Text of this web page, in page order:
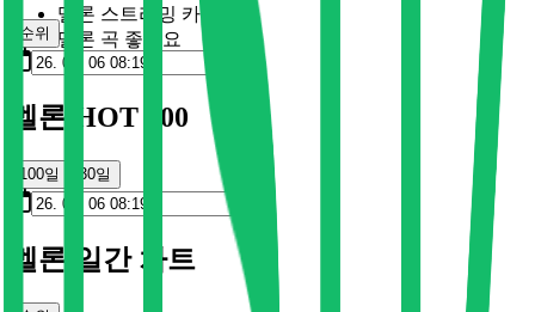
멜론 스트리밍 카드
멜론 곡 좋아요
순위
멜론 HOT 100
100일 30일
멜론 일간 차트